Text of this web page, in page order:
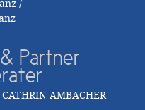
/
Partner
AMBACHER